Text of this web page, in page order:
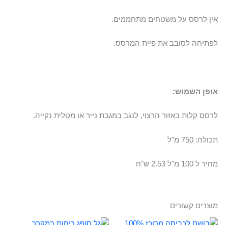
אין לרסס על משטחים מתחממים.
לפתיחה לסובב את פיית המרסס.
אופן השמוש:
לרסס קלות באזור הרצוי, לנגב במגבת נייר או מטלית נקייה.
תכולה: 750 מ"ל
מחיר ל 100 מ"ל 2.53 ש"ח
מוצרים קשורים